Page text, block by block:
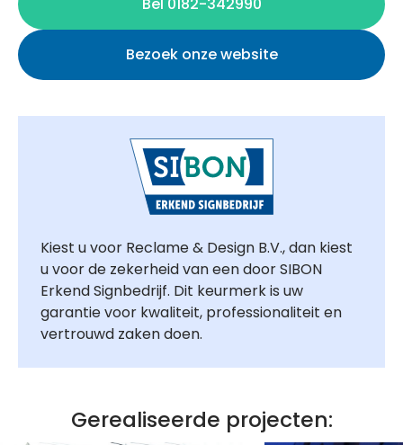
Bezoek onze website
Kiest u voor Reclame & Design B.V., dan kiest
u voor de zekerheid van een door SIBON
Erkend Signbedrijf. Dit keurmerk is uw
garantie voor kwaliteit, professionaliteit en
vertrouwd zaken doen.
Gerealiseerde projecten: